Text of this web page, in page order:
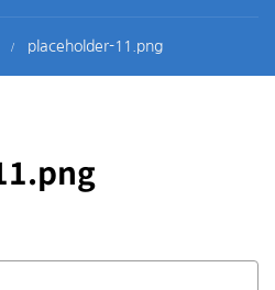
placeholder-11.png